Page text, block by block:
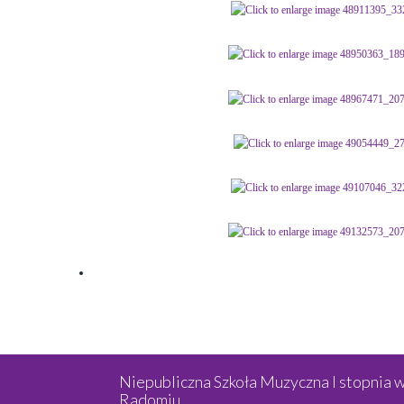
Niepubliczna Szkoła Muzyczna I stopnia
Radomiu